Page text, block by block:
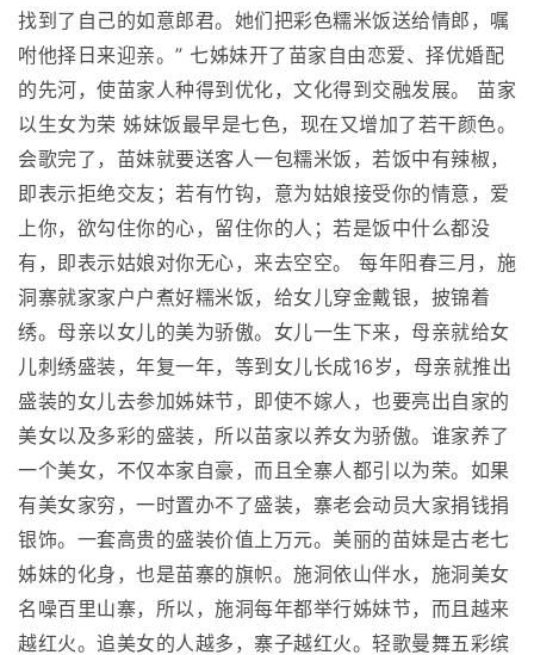
找到了自己的如意郎君。她们把彩色糯米饭送给情郎，嘱
咐他择日来迎亲。” 七姊妹开了苗家自由恋爱、择优婚配
的先河，使苗家人种得到优化，文化得到交融发展。 苗家
以生女为荣 姊妹饭最早是七色，现在又增加了若干颜色。
会歌完了，苗妹就要送客人一包糯米饭，若饭中有辣椒，
即表示拒绝交友；若有竹钩，意为姑娘接受你的情意，爱
上你，欲勾住你的心，留住你的人；若是饭中什么都没
有，即表示姑娘对你无心，来去空空。 每年阳春三月，施
洞寨就家家户户煮好糯米饭，给女儿穿金戴银，披锦着
绣。母亲以女儿的美为骄傲。女儿一生下来，母亲就给女
儿刺绣盛装，年复一年，等到女儿长成16岁，母亲就推出
盛装的女儿去参加姊妹节，即使不嫁人，也要亮出自家的
美女以及多彩的盛装，所以苗家以养女为骄傲。谁家养了
一个美女，不仅本家自豪，而且全寨人都引以为荣。如果
有美女家穷，一时置办不了盛装，寨老会动员大家捐钱捐
银饰。一套高贵的盛装价值上万元。美丽的苗妹是古老七
姊妹的化身，也是苗寨的旗帜。施洞依山伴水，施洞美女
名噪百里山寨，所以，施洞每年都举行姊妹节，而且越来
越红火。追美女的人越多，寨子越红火。轻歌曼舞五彩缤